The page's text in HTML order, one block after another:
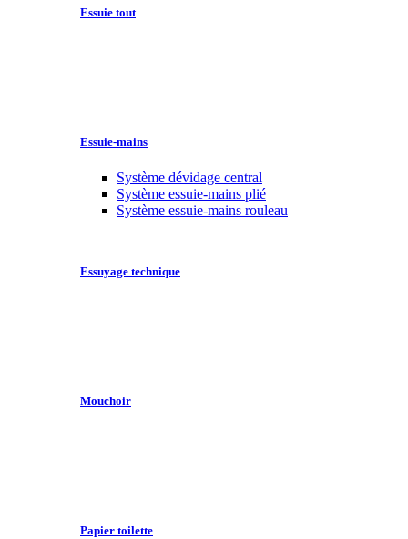
Essuie tout
Essuie-mains
Système dévidage central
Système essuie-mains plié
Système essuie-mains rouleau
Essuyage technique
Mouchoir
Papier toilette